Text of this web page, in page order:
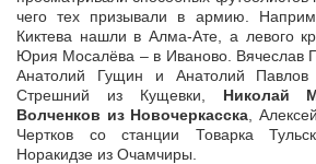
чего тех призывали в армию.
Киктева нашли в Алма-Ате, а левого
Юрия Мосалёва – в Иваново. Вячеслав
Анатолий Гущин и Анатолий
Стрешний из Кущевки, Николай
Волченков из Новочеркасска ,
Чертков со станции Товарка
Норакидзе из Очамчиры.